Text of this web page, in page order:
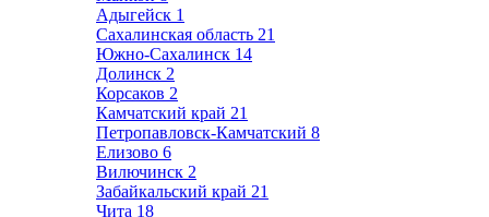
Адыгейск 1
Сахалинская область 21
Южно-Сахалинск 14
Долинск 2
Корсаков 2
Камчатский край 21
Петропавловск-Камчатский 8
Елизово 6
Вилючинск 2
Забайкальский край 21
Чита 18